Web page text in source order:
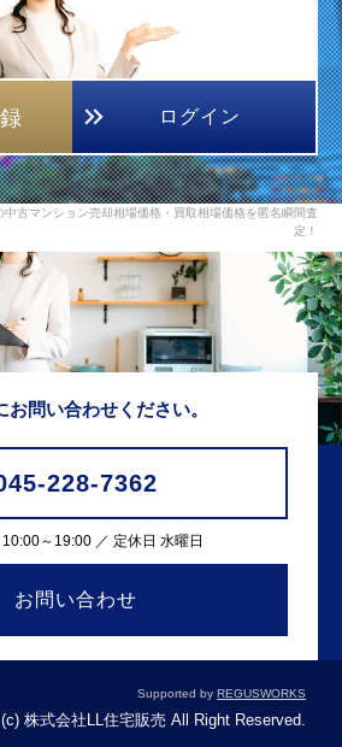
ログイン
古マンション売却相場価格・買取相場価格を匿名瞬間査
定！
お問い合わせください。
228-7362
～19:00 ／ 定休日 水曜日
お問い合わせ
Supported by REGUSWORKS
株式会社LL住宅販売 All Right Reserved.